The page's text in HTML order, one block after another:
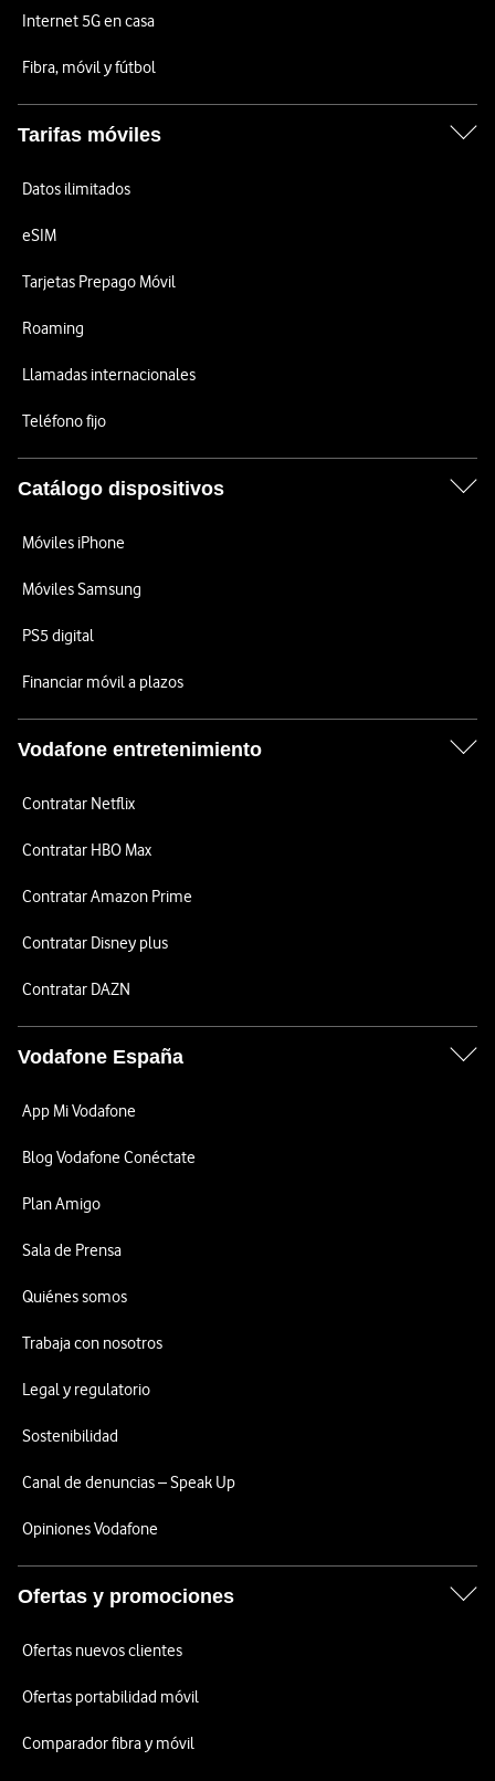
Internet 5G en casa
Fibra, móvil y fútbol
Tarifas móviles
Datos ilimitados
eSIM
Tarjetas Prepago Móvil
Roaming
Llamadas internacionales
Teléfono fijo
Catálogo dispositivos
Móviles iPhone
Móviles Samsung
PS5 digital
Financiar móvil a plazos
Vodafone entretenimiento
Contratar Netflix
Contratar HBO Max
Contratar Amazon Prime
Contratar Disney plus
Contratar DAZN
Vodafone España
App Mi Vodafone
Blog Vodafone Conéctate
Plan Amigo
Sala de Prensa
Quiénes somos
Trabaja con nosotros
Legal y regulatorio
Sostenibilidad
Canal de denuncias – Speak Up
Opiniones Vodafone
Ofertas y promociones
Ofertas nuevos clientes
Ofertas portabilidad móvil
Comparador fibra y móvil